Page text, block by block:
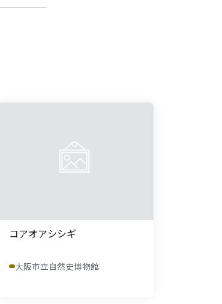
コアオアシシギ
大阪市立自然史博物館